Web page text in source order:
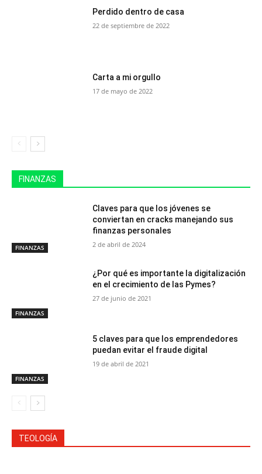
Perdido dentro de casa
22 de septiembre de 2022
Carta a mi orgullo
17 de mayo de 2022
FINANZAS
FINANZAS
Claves para que los jóvenes se
conviertan en cracks manejando sus
finanzas personales
2 de abril de 2024
FINANZAS
¿Por qué es importante la digitalización
en el crecimiento de las Pymes?
27 de junio de 2021
FINANZAS
5 claves para que los emprendedores
puedan evitar el fraude digital
19 de abril de 2021
TEOLOGÍA